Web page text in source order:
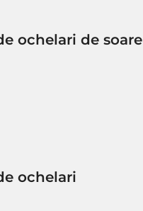
ochelari de soare
ochelari